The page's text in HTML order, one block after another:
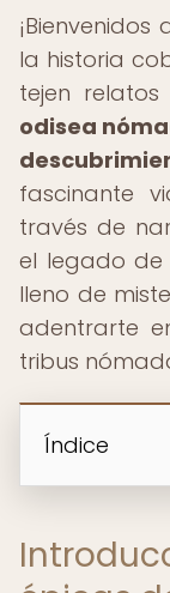
¡Bienvenidos
la historia
tejen relatos
odisea
fascinante
través de
el legado de
lleno de
adentrarte
tribus
Índice